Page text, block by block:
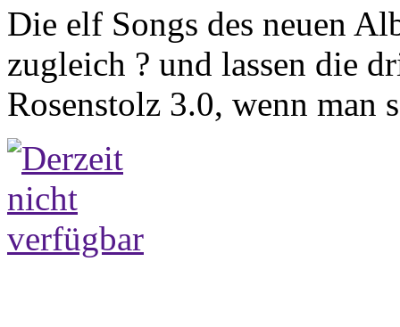
Die elf Songs des neuen
zugleich ? und lassen die
Rosenstolz 3.0, wenn man